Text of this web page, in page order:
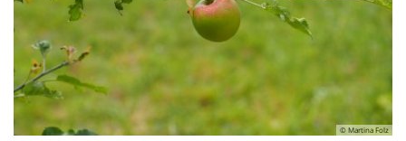
© Martina Folz